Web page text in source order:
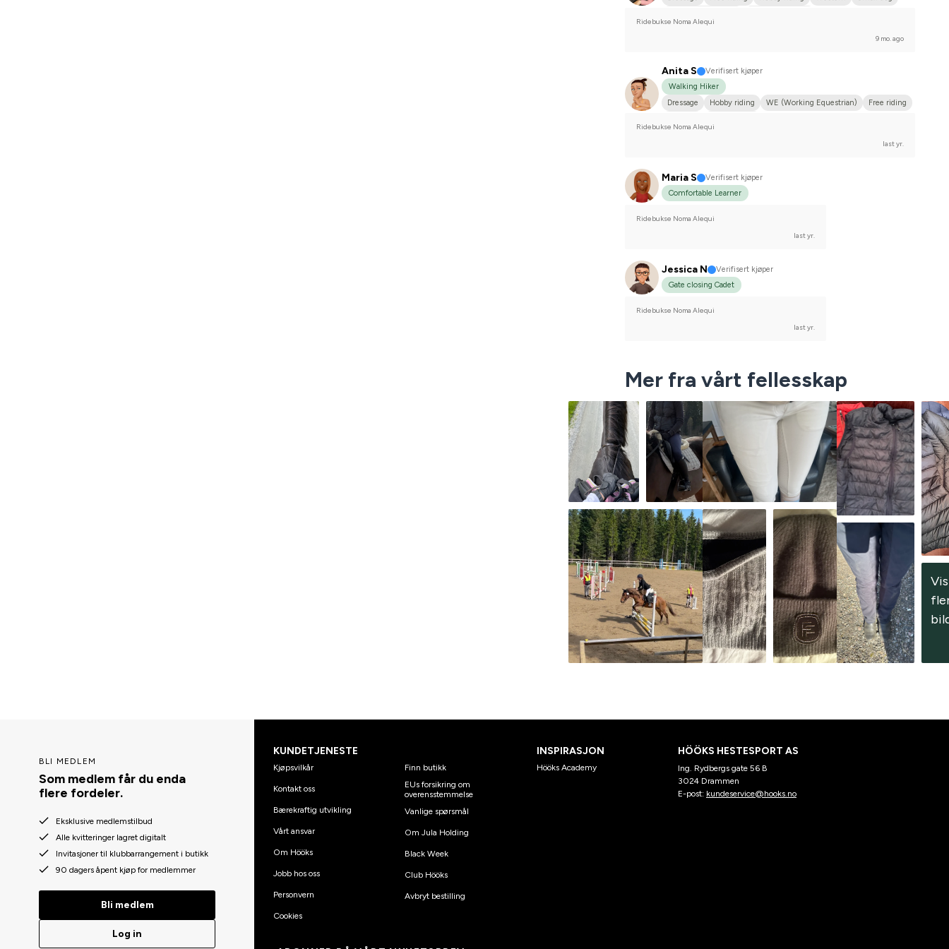
Ridebukse Noma Alequi
9 mo. ago
Anita S
Verifisert kjøper
Walking Hiker
Dressage
Hobby riding WE (Working Equestrian)
Free riding
Ridebukse Noma Alequi
last yr.
Maria S
Verifisert kjøper
Comfortable Learner
Ridebukse Noma Alequi
last yr.
Jessica N
Verifisert kjøper
Gate closing Cadet
Ridebukse Noma Alequi
last yr.
Mer fra vårt fellesskap
Vis
BLI MEDLEM
Som medlem får du enda
flere fordeler.
Eksklusive medlemstilbud
Alle kvitteringer lagret digitalt
Invitasjoner til klubbarrangement i butikk
90 dagers åpent kjøp for medlemmer
Bli medlem
Log in
KUNDETJENESTE
Kjøpsvilkår
Kontakt oss
Bærekraftig utvikling
Vårt ansvar
Om Hööks
Jobb hos oss
Personvern
Cookies
Finn butikk
EUs forsikring om
overensstemmelse
Vanlige spørsmål
Om Jula Holding
Black Week
Club Hööks
Avbryt bestilling
INSPIRASJON
Hööks Academy
HÖÖKS HESTESPORT AS
Ing. Rydbergs gate 56 B
3024 Drammen
E-post: kundeservice@hooks.no